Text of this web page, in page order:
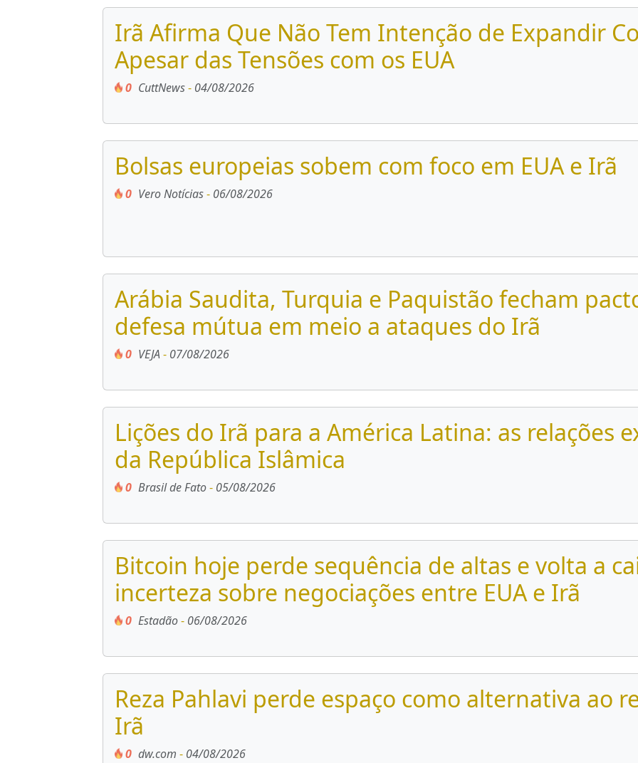
Irã Afirma Que Não Tem Intenção de Expandir
Apesar das Tensões com os EUA
0 CuttNews- 04/08/2026
Bolsas europeias sobem com foco em EUA e Irã
0 Vero Notícias- 06/08/2026
Arábia Saudita, Turquia e Paquistão fecham
defesa mútua em meio a ataques do Irã
0 VEJA- 07/08/2026
Lições do Irã para a América Latina: as relações
da República Islâmica
0 Brasil de Fato- 05/08/2026
Bitcoin hoje perde sequência de altas e volta a
incerteza sobre negociações entre EUA e Irã
0 Estadão- 06/08/2026
Reza Pahlavi perde espaço como alternativa ao
Irã
0 dw.com - 04/08/2026